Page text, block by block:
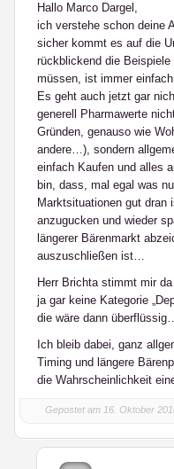
Hallo Marco Dargel,
ich verstehe schon deine
sicher kommt es auf die
rückblickend die
müssen, ist immer
Es geht auch jetzt gar
generell Pharmawerte
Gründen, genauso wie
andere…), sondern
einfach Kaufen und alles
bin, dass, mal egal was
Marktsituationen gut dran
anzugucken und wieder
längerer Bärenmarkt
auszuschließen ist…
Herr Brichta stimmt mir
ja gar keine Kategorie
die wäre dann
Ich bleib dabei, ganz
Timing und längere
die Wahrscheinlichkeit
Gepostet am 16. Oktober